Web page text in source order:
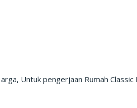
Untuk pengerjaan Rumah Classic